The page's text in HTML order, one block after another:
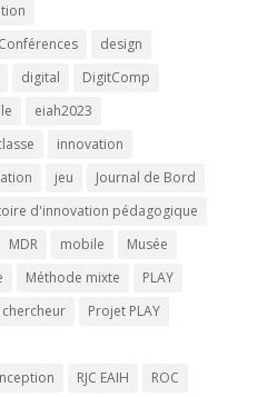
Conférences
design
digital
DigitComp
eiah2023
innovation
jeu
Journal de Bord
d'innovation pédagogique
MDR mobile
Musée
Méthode mixte
PLAY
Projet PLAY
RJC EAIH
ROC